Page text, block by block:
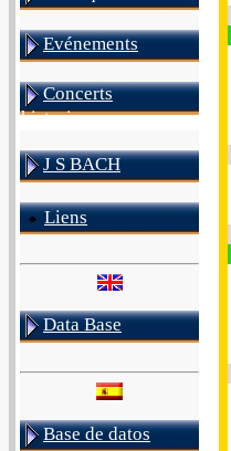
Evénements
Concerts
historiques
J S BACH
Liens
Data Base
Base de datos